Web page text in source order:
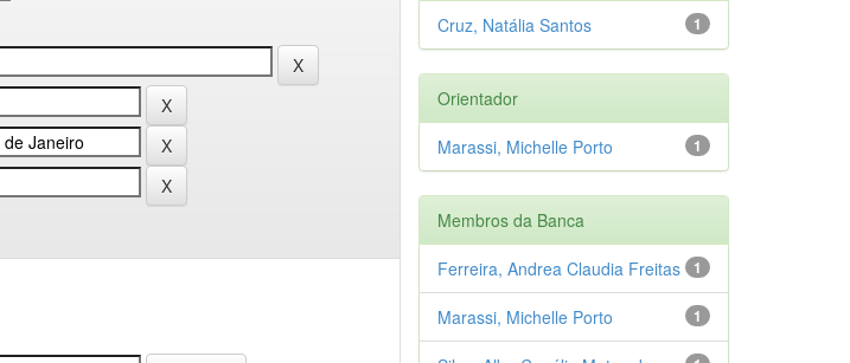
1
Cruz, Natália Santos
Orientador
1
Marassi, Michelle Porto
Membros da Banca
1
Ferreira, Andrea Claudia Freitas
1
Marassi, Michelle Porto